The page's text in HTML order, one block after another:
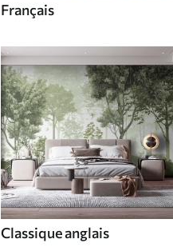
Français
Classique anglais